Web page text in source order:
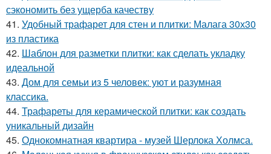
сэкономить без ущерба качеству
41. Удобный трафарет для стен и плитки: Малага 30х30
из пластика
42. Шаблон для разметки плитки: как сделать укладку
идеальной
43. Дом для семьи из 5 человек: уют и разумная
классика.
44. Трафареты для керамической плитки: как создать
уникальный дизайн
45. Однокомнатная квартира - музей Шерлока Холмса.